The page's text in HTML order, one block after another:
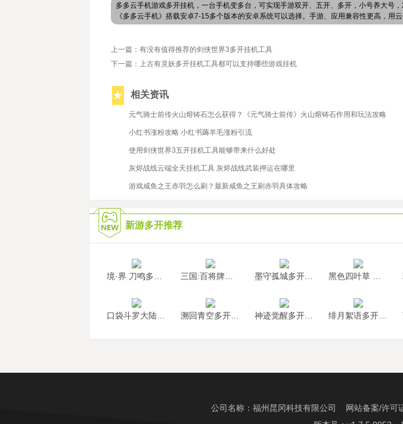
多多云手机游戏多开挂机，一台手机变多台，可实现手游双开、五开、多开，小号养大号
《多多云手机》搭载安卓7-15多个版本的安卓系统可以选择。手游、应用兼容性更高，用
上一篇：有没有值得推荐的剑侠世界3多开挂机工具
下一篇：上古有灵妖多开挂机工具都可以支持哪些游戏挂机
相关资讯
元气骑士前传火山熔铸石怎么获得？《元气骑士前传》火山熔铸石作用和玩法攻略
小红书涨粉攻略 小红书薅羊毛涨粉引流
使用剑侠世界3五开挂机工具能够带来什么好处
灰烬战线云端全天挂机工具 灰烬战线武装押运在哪里
游戏咸鱼之王赤羽怎么刷？最新咸鱼之王刷赤羽具体攻略
新游多开推荐
公司名称：福州昆冈科技有限公司 网站备案/许可